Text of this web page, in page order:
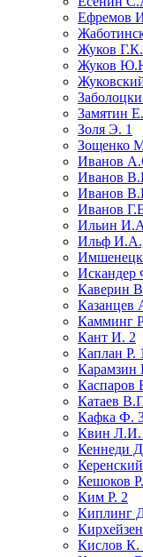
Ефремов
Жуков Г.К.
Жуков
Замятин
Золя Э. 1
Зощенко
Иванов
Иванов
Иванов
Иванов
Ильин
Ильф
Искандер
Каверин
Казанцев
Камминг
Кант И. 2
Каплан Р. 1
Каспаров
Катаев
Кафка Ф.
Квин Л.И.
Кеннеди
Кешоков
Ким Р. 2
Киплинг
Кислов К.